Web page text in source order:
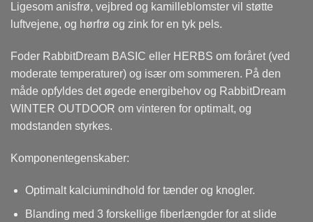
Ligesom anisfrø, vejbred og kamilleblomster vil støtte
luftvejene, og hørfrø og zink for en tyk pels.
Foder RabbitDream BASIC eller HERBS om foråret (ved
moderate temperaturer) og især om sommeren. På den
måde opfyldes det øgede energibehov og RabbitDream
WINTER OUTDOOR om vinteren for optimalt, og
modstanden styrkes.
Komponentegenskaber:
Optimalt kalciumindhold for tænder og knogler.
Blanding med 3 forskellige fiberlængder for at slide